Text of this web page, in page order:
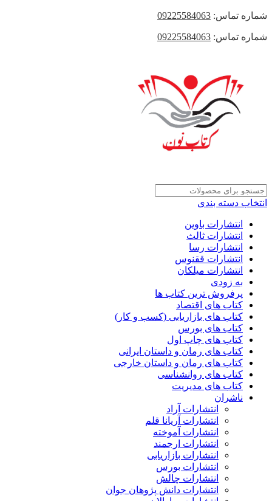
شماره تماس: 09225584063
شماره تماس: 09225584063
انتخاب دسته بندی
انتشارات باوین
انتشارات ثالث
انتشارات رسا
انتشارات ققنوس
انتشارات میلکان
به زودی
پرفروش ترین کتاب ها
کتاب های اقتصاد
کتاب های بازاریابی (کسب و کار)
کتاب های بورس
کتاب های چاپ اول
کتاب های رمان و داستان ایرانی
کتاب های رمان و داستان خارجی
کتاب های روانشناسی
کتاب های مدیریت
ناشران
انتشارات آراد
انتشارات آریانا قلم
انتشارات آموخته
انتشارات ارجمند
انتشارات بازاریابی
انتشارات بورس
انتشارات چالش
انتشارات دانش پژوهان جوان